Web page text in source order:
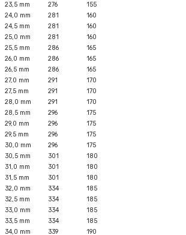
23,5 mm
276
155
24,0 mm
281
160
24,5 mm
281
160
25,0 mm
281
160
25,5 mm
286
165
26,0 mm
286
165
26,5 mm
286
165
27,0 mm
291
170
27,5 mm
291
170
28,0 mm
291
170
28,5 mm
296
175
29,0 mm
296
175
29,5 mm
296
175
30,0 mm
296
175
30,5 mm
301
180
31,0 mm
301
180
31,5 mm
301
180
32,0 mm
334
185
32,5 mm
334
185
33,0 mm
334
185
33,5 mm
334
185
34,0 mm
339
190